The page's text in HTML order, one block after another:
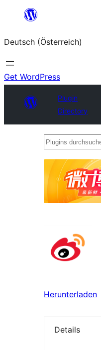
springen
Deutsch (Österreich)
Get WordPress
Plugin
Directory
Plugins
Herunterladen
Details